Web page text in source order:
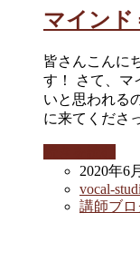
マインド
皆さんこんに
す！ さて、マ
いと思われる
に来てくださ
2020年6
vocal-
講師ブロ